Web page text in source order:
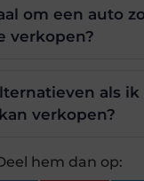
om een auto
verkopen?
als ik
verkopen?
hem dan op: